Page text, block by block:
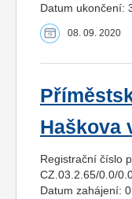
Datum ukončení:
08. 09. 2020
Haškova
Registrační číslo
CZ.03.2.65/0.0/
Datum zahájení: